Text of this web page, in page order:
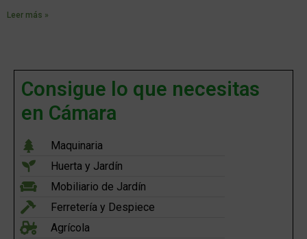
Leer más »
Consigue lo que necesitas
en Cámara
Maquinaria
Huerta y Jardín
Mobiliario de Jardín
Ferretería y Despiece
Agrícola